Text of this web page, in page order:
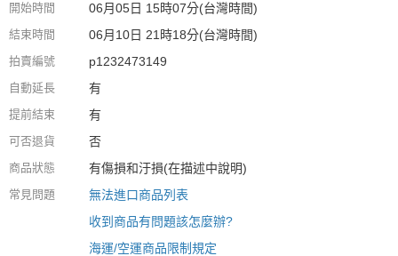
開始時間 06月05日 15時07分(台灣時間)
結束時間 06月10日 21時18分(台灣時間)
拍賣編號 p1232473149
自動延長 有
提前結束 有
可否退貨 否
商品狀態 有傷損和汙損(在描述中說明)
常見問題
無法進口商品列表
收到商品有問題該怎麼辦?
海運/空運商品限制規定